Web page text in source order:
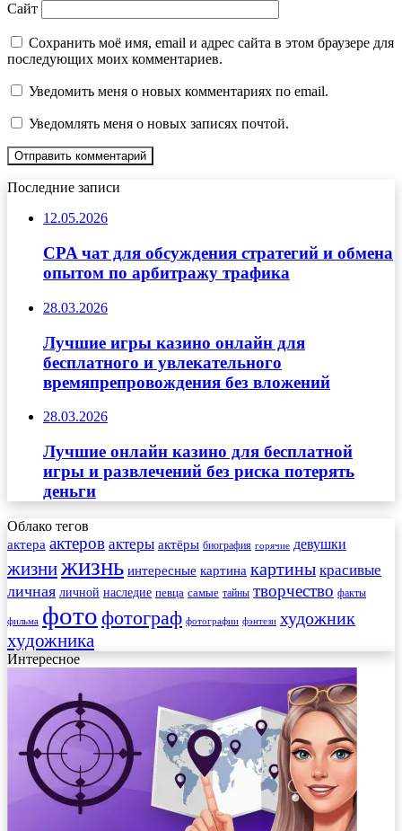
Сайт
Сохранить моё имя, email и адрес сайта в этом браузере для
последующих моих комментариев.
Уведомить меня о новых комментариях по email.
Уведомлять меня о новых записях почтой.
Последние записи
12.05.2026
CPA чат для обсуждения стратегий и обмена
опытом по арбитражу трафика
28.03.2026
Лучшие игры казино онлайн для
бесплатного и увлекательного
времяпрепровождения без вложений
28.03.2026
Лучшие онлайн казино для бесплатной
игры и развлечений без риска потерять
деньги
Облако тегов
актера актеров актеры актёры биография горячие девушки
жизнижизнь интересные картина картины красивые
личная личной наследие певца самые тайны творчество факты
фильма фото фотограф фотографии фэнтези художник
художника
Интересное